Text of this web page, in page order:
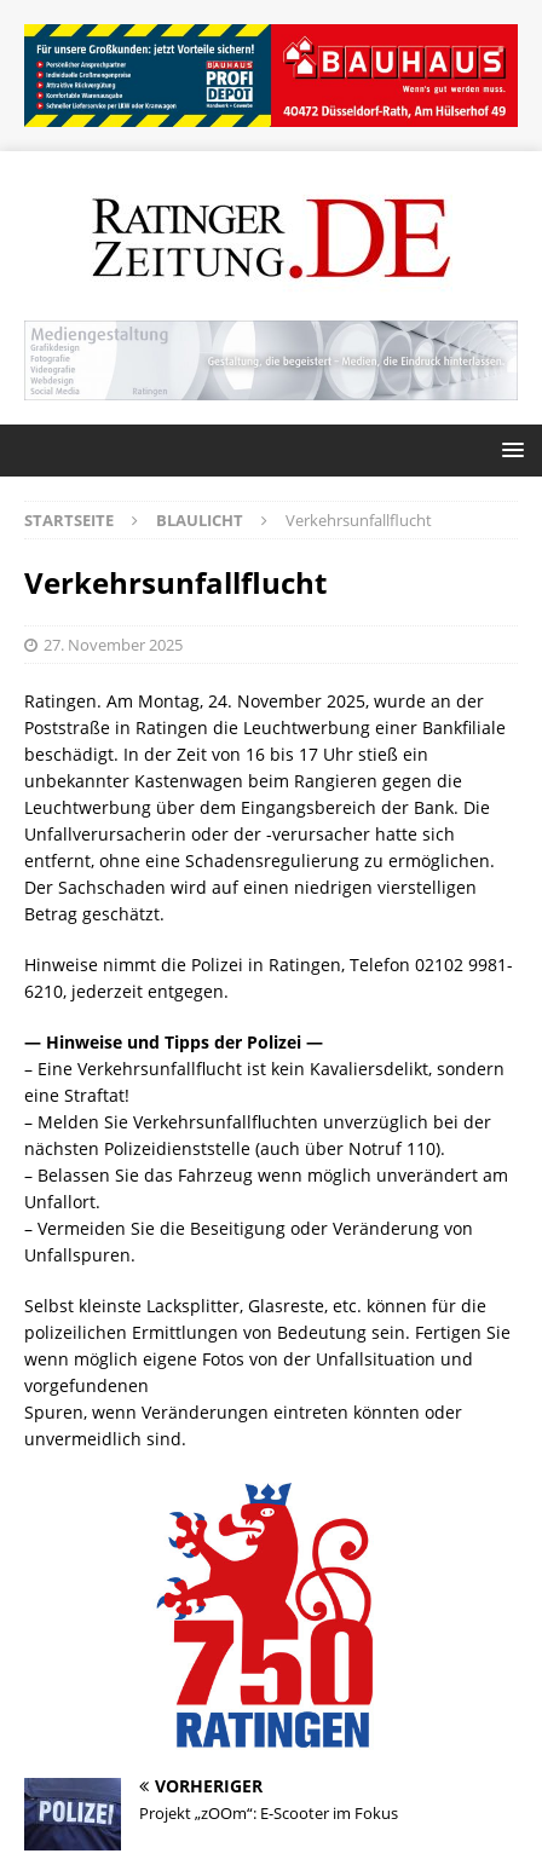
STARTSEITE BLAULICHT Verkehrsunfallflucht
Verkehrsunfallflucht
27. November 2025
Ratingen. Am Montag, 24. November 2025, wurde an der
Poststraße in Ratingen die Leuchtwerbung einer Bankfiliale
beschädigt. In der Zeit von 16 bis 17 Uhr stieß ein
unbekannter Kastenwagen beim Rangieren gegen die
Leuchtwerbung über dem Eingangsbereich der Bank. Die
Unfallverursacherin oder der -verursacher hatte sich
entfernt, ohne eine Schadensregulierung zu ermöglichen.
Der Sachschaden wird auf einen niedrigen vierstelligen
Betrag geschätzt.
Hinweise nimmt die Polizei in Ratingen, Telefon 02102 9981-
6210, jederzeit entgegen.
— Hinweise und Tipps der Polizei —
– Eine Verkehrsunfallflucht ist kein Kavaliersdelikt, sondern
eine Straftat!
– Melden Sie Verkehrsunfallfluchten unverzüglich bei der
nächsten Polizeidienststelle (auch über Notruf 110).
– Belassen Sie das Fahrzeug wenn möglich unverändert am
Unfallort.
– Vermeiden Sie die Beseitigung oder Veränderung von
Unfallspuren.
Selbst kleinste Lacksplitter, Glasreste, etc. können für die
polizeilichen Ermittlungen von Bedeutung sein. Fertigen Sie
wenn möglich eigene Fotos von der Unfallsituation und
vorgefundenen
Spuren, wenn Veränderungen eintreten könnten oder
unvermeidlich sind.
VORHERIGER
Projekt „zOOm“: E-Scooter im Fokus